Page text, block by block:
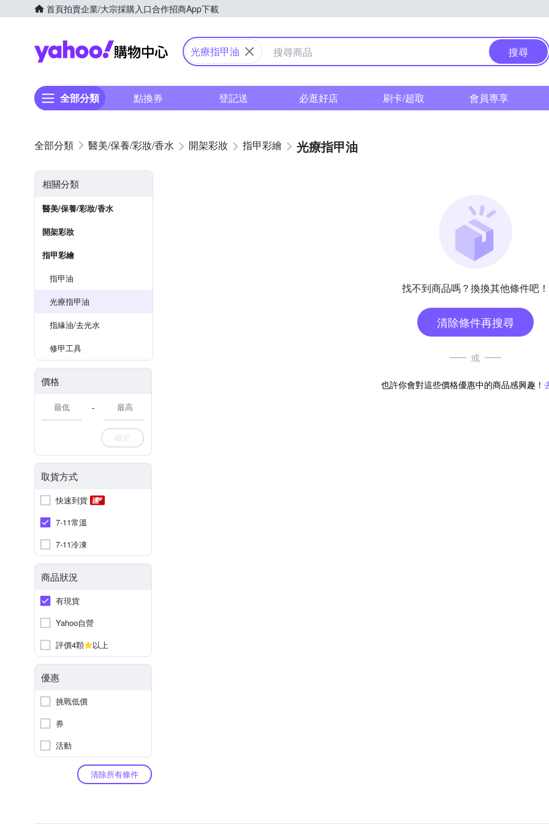
首頁拍賣企業/大宗採購入口合作招商App下載
Yahoo購物中心
光療指甲油 搜尋
全部分類 點換券 登記送 必逛好店 刷卡/超取 會員專享
醫美/保養/彩妝/香水 開架彩妝 指甲彩繪 光療指甲油
相關分類
醫美/保養/彩妝/香水
開架彩妝
指甲彩繪
指甲油
光療指甲油
指緣油/去光水
修甲工具
價格
-
確定
取貨方式
快速到貨
7-11常溫
7-11冷凍
商品狀況
有現貨
Yahoo自營
評價4顆
以上
優惠
挑戰低價
券
活動
清除所有條件
找不到商品嗎？換換其他條件吧！
清除條件再搜尋
或
也許你會對這些價格優惠中的商品感興趣！